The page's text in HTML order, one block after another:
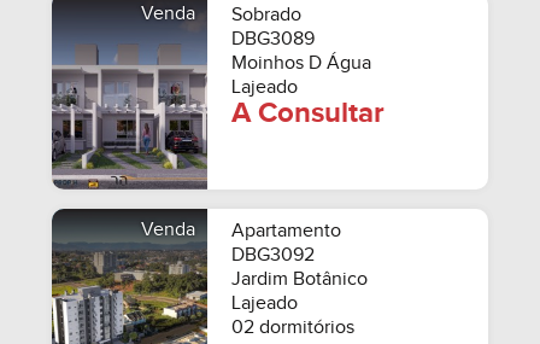
Venda
Sobrado
DBG3089
Moinhos D Água
Lajeado
A Consultar
Venda
Apartamento
DBG3092
Jardim Botânico
Lajeado
02 dormitórios